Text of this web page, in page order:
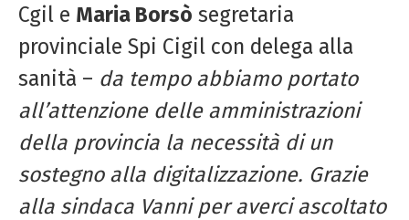
Cgil e Maria Borsò segretaria
provinciale Spi Cigil con delega alla
sanità – da tempo abbiamo portato
all’attenzione delle amministrazioni
della provincia la necessità di un
sostegno alla digitalizzazione. Grazie
alla sindaca Vanni per averci ascoltato